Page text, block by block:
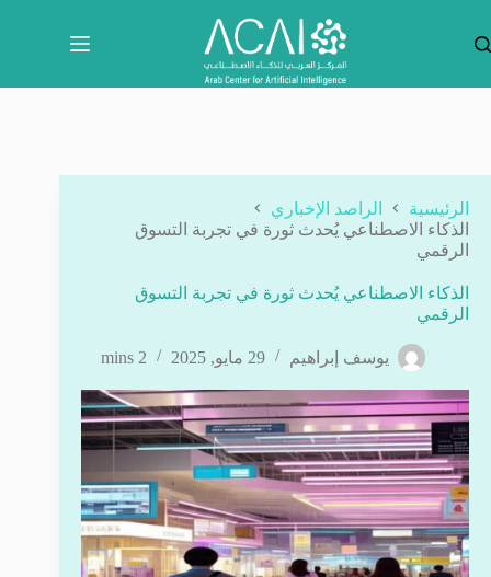
المحتوى
الرئيسية
الراصد الإخباري
الذكاء الاصطناعي يُحدث ثورة في تجربة التسوق
الرقمي
الذكاء الاصطناعي يُحدث ثورة في تجربة التسوق
الرقمي
يوسف إبراهيم 29 مايو, 2025 2 mins